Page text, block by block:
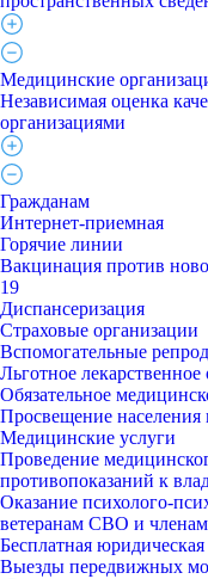
Медицинские
Независимая оценка
организациями
Гражданам
Интернет-приемная
Горячие линии
Вакцинация против
19
Диспансеризация
Страховые организации
Вспомогательные
Льготное лекарственное
Обязательное
Просвещение населения
Медицинские услуги
Проведение
противопоказаний к
Оказание психолого-
ветеранам СВО и
Бесплатная
Выезды передвижных